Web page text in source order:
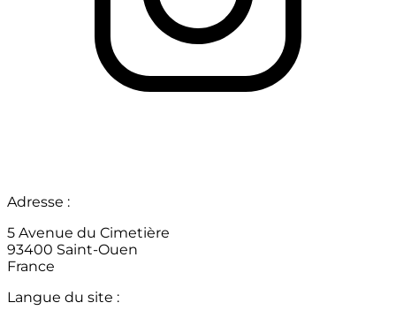
Adresse :
5 Avenue du Cimetière
93400 Saint-Ouen
France
Langue du site :